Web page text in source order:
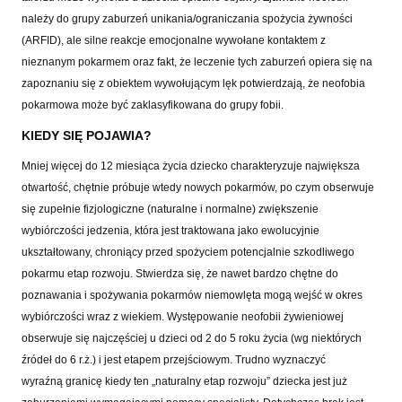
należy do grupy zaburzeń unikania/ograniczania spożycia żywności
(ARFID), ale silne reakcje emocjonalne wywołane kontaktem z
nieznanym pokarmem oraz fakt, że leczenie tych zaburzeń opiera się na
zapoznaniu się z obiektem wywołującym lęk potwierdzają, że neofobia
pokarmowa może być zaklasyfikowana do grupy fobii.
KIEDY SIĘ POJAWIA?
Mniej więcej do 12 miesiąca życia dziecko charakteryzuje największa
otwartość, chętnie próbuje wtedy nowych pokarmów, po czym obserwuje
się zupełnie fizjologiczne (naturalne i normalne) zwiększenie
wybiórczości jedzenia, która jest traktowana jako ewolucyjnie
ukształtowany, chroniący przed spożyciem potencjalnie szkodliwego
pokarmu etap rozwoju. Stwierdza się, że nawet bardzo chętne do
poznawania i spożywania pokarmów niemowlęta mogą wejść w okres
wybiórczości wraz z wiekiem. Występowanie neofobii żywieniowej
obserwuje się najczęściej u dzieci od 2 do 5 roku życia (wg niektórych
źródeł do 6 r.ż.) i jest etapem przejściowym. Trudno wyznaczyć
wyraźną granicę kiedy ten „naturalny etap rozwoju” dziecka jest już